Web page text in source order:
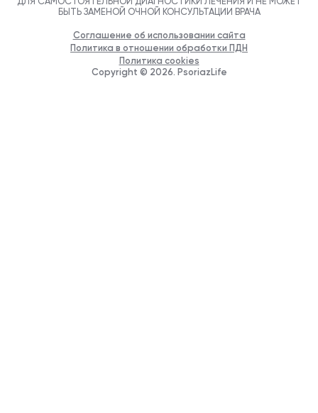
ДЛЯ САМОСТОЯТЕЛЬНОЙ ДИАГНОСТИКИ ЛЕЧЕНИЯ И НЕ МОЖЕТ
БЫТЬ ЗАМЕНОЙ ОЧНОЙ КОНСУЛЬТАЦИИ ВРАЧА
Copyright © 2026. PsoriazLife
Соглашение об использовании сайта
Политика в отношении обработки ПДН
Политика cookies